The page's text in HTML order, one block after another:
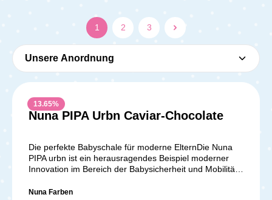
1 2 3
13.65%
Nuna PIPA Urbn Caviar-Chocolate
Die perfekte Babyschale für moderne ElternDie Nuna
PIPA urbn ist ein herausragendes Beispiel moderner
Innovation im Bereich der Babysicherheit und Mobilität.
der Note „Gut“ (1,6) setzt sie neue Maßstäbe in der
Nuna Farben